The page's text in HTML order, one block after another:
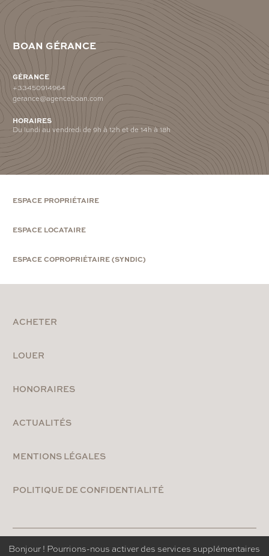
BOAN GÉRANCE
GÉRANCE
+33450914964
gerance@agenceboan.com
HORAIRES
Du lundi au vendredi de 9h à 12h et de 14h à 18h
ESPACE PROPRIÉTAIRE
ESPACE LOCATAIRE
ESPACE COPROPRIÉTAIRE (SYNDIC)
ACHETER
LOUER
HONORAIRES
ACTUALITÉS
MENTIONS LÉGALES
POLITIQUE DE CONFIDENTIALITÉ
NYUTON - AGENCE CONSEIL DIGITAL
Bonjour ! Pourrions-nous activer des services supplémentaires